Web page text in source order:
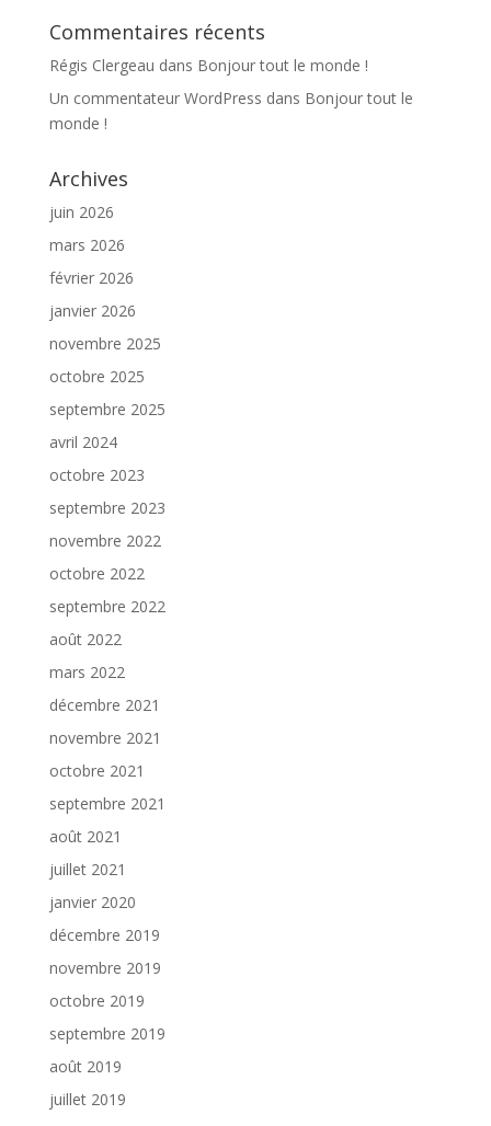
Commentaires récents
Régis Clergeau dans Bonjour tout le monde !
Un commentateur WordPress dans Bonjour tout le
monde !
Archives
juin 2026
mars 2026
février 2026
janvier 2026
novembre 2025
octobre 2025
septembre 2025
avril 2024
octobre 2023
septembre 2023
novembre 2022
octobre 2022
septembre 2022
août 2022
mars 2022
décembre 2021
novembre 2021
octobre 2021
septembre 2021
août 2021
juillet 2021
janvier 2020
décembre 2019
novembre 2019
octobre 2019
septembre 2019
août 2019
juillet 2019